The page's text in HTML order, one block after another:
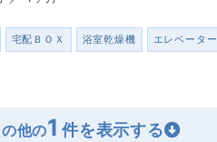
宅配ＢＯＸ 浴室乾燥機 エレベーター
他の1